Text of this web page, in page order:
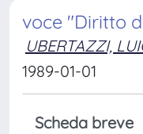
voce "Diritto
UBERTAZZI,
1989-01-01
Scheda breve